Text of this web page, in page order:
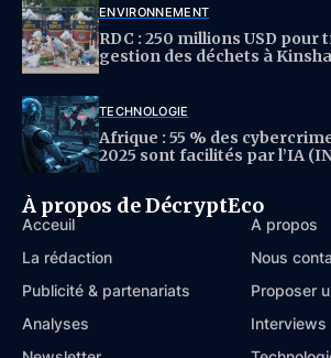
ENVIRONNEMENT
RDC : 250 millions USD
gestion des déchets à
TECHNOLOGIE
Afrique : 55 % des
2025 sont facilités par l’IA
À propos de DécryptEco
Acceuil
À propos
La rédaction
Nous
Publicité & partenariats
Proposer
Analyses
Interviews